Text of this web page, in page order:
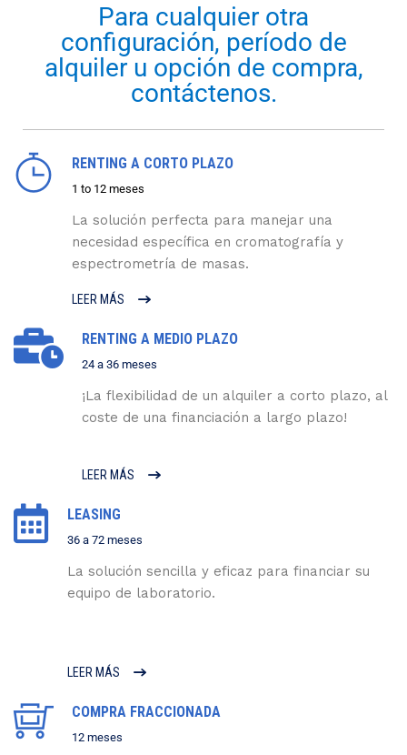
Para cualquier otra
configuración, período de
alquiler u opción de compra,
contáctenos.
RENTING A CORTO PLAZO
1 to 12 meses
La solución perfecta para manejar una
necesidad específica en cromatografía y
espectrometría de masas.
LEER MÁS
RENTING A MEDIO PLAZO
24 a 36 meses
¡La flexibilidad de un alquiler a corto plazo, al
coste de una financiación a largo plazo!
LEER MÁS
LEASING
36 a 72 meses
La solución sencilla y eficaz para financiar su
equipo de laboratorio.
LEER MÁS
COMPRA FRACCIONADA
12 meses